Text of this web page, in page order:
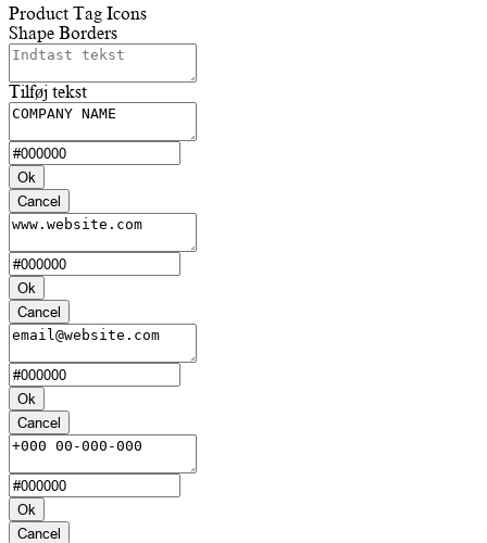
Product Tag Icons
Shape Borders
Tilføj tekst
Ok
Cancel
Ok
Cancel
Ok
Cancel
Ok
Cancel